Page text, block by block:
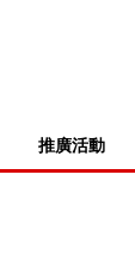
推廣活動